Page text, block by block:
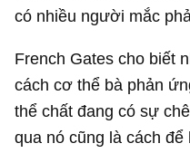
có nhiều người mắc
French Gates cho biết
cách cơ thể bà phản
thể chất đang có sự
qua nó cũng là cách